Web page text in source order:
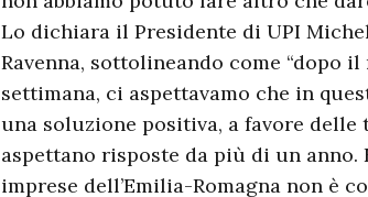
Lo dichiara il Presidente di UPI
Ravenna, sottolineando come “dopo
settimana, ci aspettavamo che in
una soluzione positiva, a favore
aspettano risposte da più di un
imprese dell’Emilia-Romagna non è